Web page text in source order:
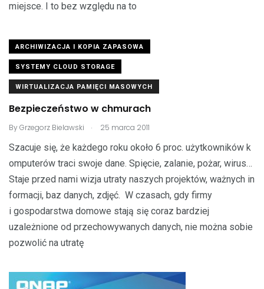
miejsce. I to bez względu na to
ARCHIWIZACJA I KOPIA ZAPASOWA
SYSTEMY CLOUD STORAGE
WIRTUALIZACJA PAMIĘCI MASOWYCH
Bezpieczeństwo w chmurach
ByGrzegorz Bielawski . 25 marca 2011
Szacuje się, że każdego roku około 6 proc. użytkowników k
omputerów traci swoje dane. Spięcie, zalanie, pożar, wirus…
Staje przed nami wizja utraty naszych projektów, ważnych in
formacji, baz danych, zdjęć. W czasach, gdy firmy
i gospodarstwa domowe stają się coraz bardziej
uzależnione od przechowywanych danych, nie można sobie
pozwolić na utratę